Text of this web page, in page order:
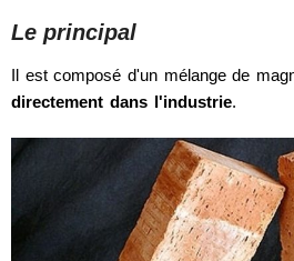
Le principal
Il est composé d'un mélange de
directement dans l'industrie.